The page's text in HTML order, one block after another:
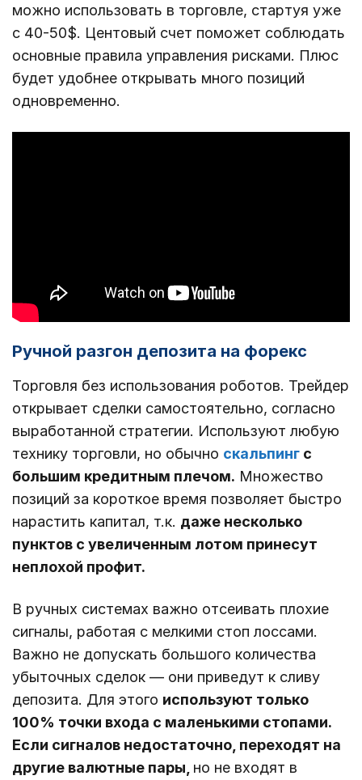
можно использовать в торговле, стартуя уже
с 40-50$. Центовый счет поможет соблюдать
основные правила управления рисками. Плюс
будет удобнее открывать много позиций
одновременно.
Ручной разгон депозита на форекс
Торговля без использования роботов. Трейдер
открывает сделки самостоятельно, согласно
выработанной стратегии. Используют любую
технику торговли, но обычно скальпинг с
большим кредитным плечом. Множество
позиций за короткое время позволяет быстро
нарастить капитал, т.к. даже несколько
пунктов с увеличенным лотом принесут
неплохой профит.
В ручных системах важно отсеивать плохие
сигналы, работая с мелкими стоп лоссами.
Важно не допускать большого количества
убыточных сделок ― они приведут к сливу
депозита. Для этого используют только
100% точки входа с маленькими стопами.
Если сигналов недостаточно, переходят на
другие валютные пары, но не входят в